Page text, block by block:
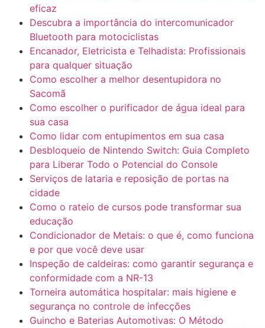
eficaz
Descubra a importância do intercomunicador
Bluetooth para motociclistas
Encanador, Eletricista e Telhadista: Profissionais
para qualquer situação
Como escolher a melhor desentupidora no
Sacomã
Como escolher o purificador de água ideal para
sua casa
Como lidar com entupimentos em sua casa
Desbloqueio de Nintendo Switch: Guia Completo
para Liberar Todo o Potencial do Console
Serviços de lataria e reposição de portas na
cidade
Como o rateio de cursos pode transformar sua
educação
Condicionador de Metais: o que é, como funciona
e por que você deve usar
Inspeção de caldeiras: como garantir segurança e
conformidade com a NR-13
Torneira automática hospitalar: mais higiene e
segurança no controle de infecções
Guincho e Baterias Automotivas: O Método